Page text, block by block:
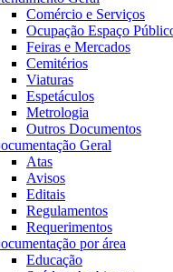
Comércio e Serviços
Ocupação Espaço
Feiras e Mercados
Cemitérios
Viaturas
Espetáculos
Metrologia
Outros Documentos
Geral
Atas
Avisos
Editais
Regulamentos
Requerimentos
por área
Educação